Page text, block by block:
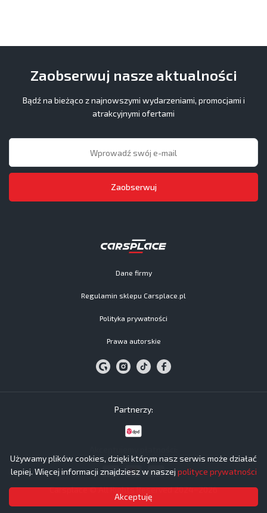
Używamy plików cookies, dzięki którym nasz serwis może działać
lepiej. Więcej informacji znajdziesz w naszej polityce prywatności
Akceptuję
Dane firmy
Regulamin sklepu Carsplace.pl
Polityka prywatności
Prawa autorskie
Zaobserwuj nasze aktualności
Bądź na bieżąco z najnowszymi wydarzeniami, promocjami i
atrakcyjnymi ofertami
Zaobserwuj
Carsplace © All Rights Reserved 2024−2026
Partnerzy: